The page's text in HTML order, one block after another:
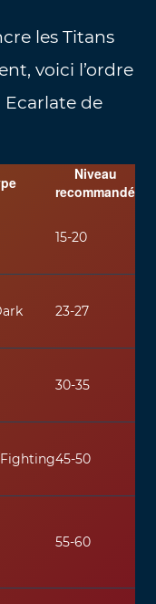
les Titans
voici l’ordre
de
Niveau
recommandé
15-20
23-27
30-35
45-50
55-60